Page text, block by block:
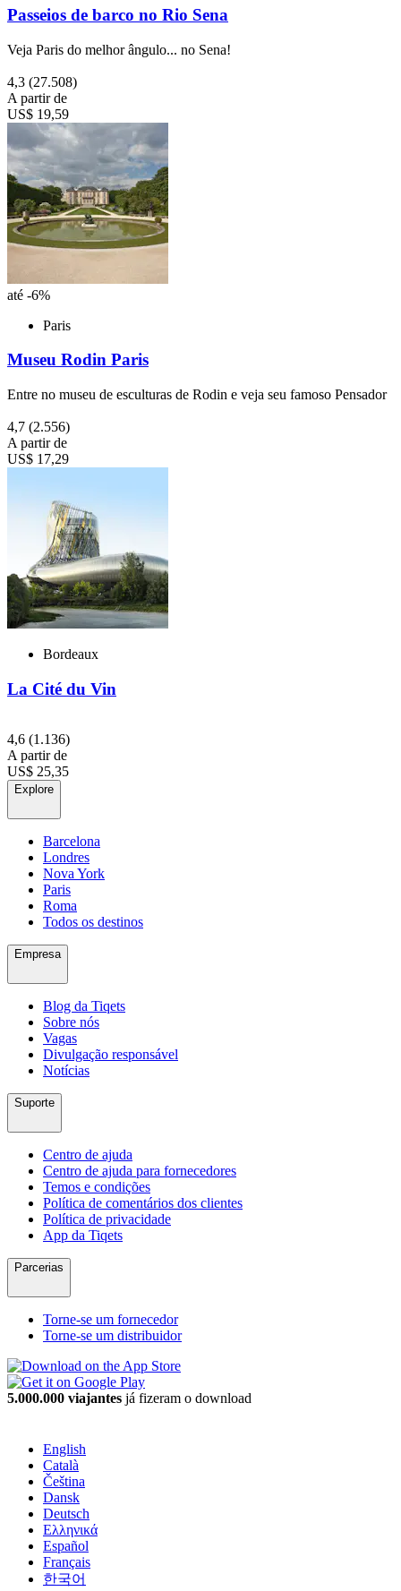
Passeios de barco no Rio Sena
Veja Paris do melhor ângulo... no Sena!
4,3 (27.508)
A partir de
US$ 19,59
até -6%
Paris
Museu Rodin Paris
Entre no museu de esculturas de Rodin e veja seu famoso Pensador
4,7 (2.556)
A partir de
US$ 17,29
Bordeaux
La Cité du Vin
4,6 (1.136)
A partir de
US$ 25,35
Explore
Barcelona
Londres
Nova York
Paris
Roma
Todos os destinos
Empresa
Blog da Tiqets
Sobre nós
Vagas
Divulgação responsável
Notícias
Suporte
Centro de ajuda
Centro de ajuda para fornecedores
Temos e condições
Política de comentários dos clientes
Política de privacidade
App da Tiqets
Parcerias
Torne-se um fornecedor
Torne-se um distribuidor
5.000.000 viajantes já fizeram o download
English
Català
Čeština
Dansk
Deutsch
Ελληνικά
Español
Français
한국어